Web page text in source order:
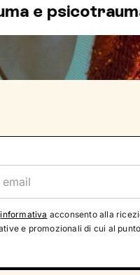
informativa acconsento alla
e promozionali di cui al